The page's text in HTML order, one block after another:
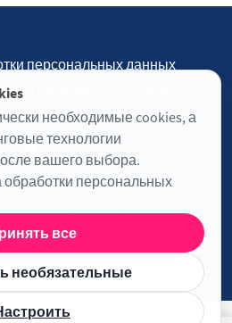
необходимые cookies, а
технологии
вашего выбора.
обработки персональных
все
необязательные
персональных данных
соглашение
cookies
© 2026
о лицензии JavaScript